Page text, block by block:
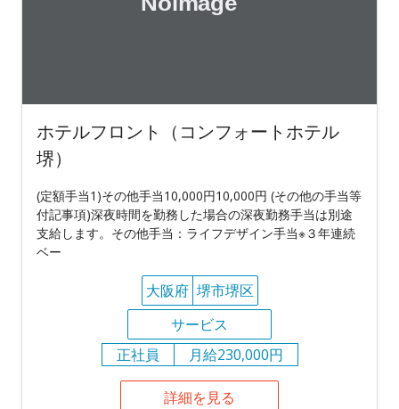
ホテルフロント（コンフォートホテル
堺）
(定額手当1)その他手当10,000円10,000円 (その他の手当等
付記事項)深夜時間を勤務した場合の深夜勤務手当は別途
支給します。その他手当：ライフデザイン手当※３年連続
ベー
大阪府 堺市堺区
サービス
正社員
月給230,000円
詳細を見る